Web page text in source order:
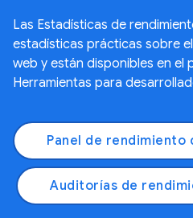
Las Estadísticas de
estadísticas prácticas sobre
web y están disponibles en el
Herramientas para